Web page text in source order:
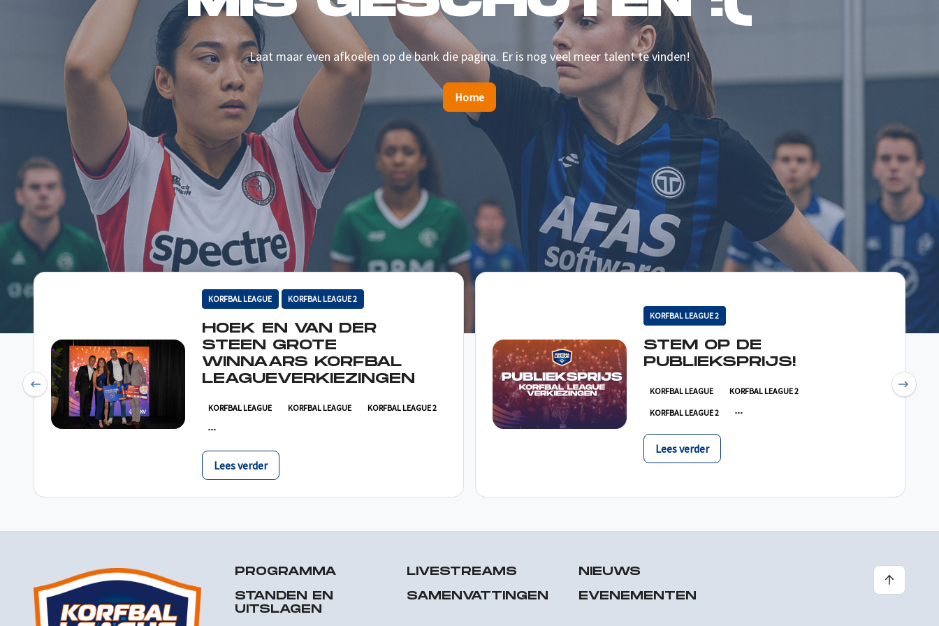
Laat maar even afkoelen op de bank die pagina. Er is nog veel meer talent te vinden!
Home
KORFBAL LEAGUE KORFBAL LEAGUE 2
HOEK EN VAN DER
STEEN GROTE
WINNAARS KORFBAL
LEAGUEVERKIEZINGEN
KORFBAL LEAGUE KORFBAL LEAGUE KORFBAL LEAGUE 2
Lees verder
KORFBAL LEAGUE 2
STEM OP DE
PUBLIEKSPRIJS!
KORFBAL LEAGUE KORFBAL LEAGUE 2
KORFBAL LEAGUE 2
Lees verder
Previous Next
PROGRAMMA
STANDEN EN
UITSLAGEN
LIVESTREAMS
SAMENVATTINGEN
NIEUWS
EVENEMENTEN